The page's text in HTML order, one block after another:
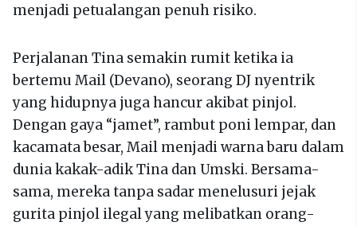
menjadi petualangan penuh risiko.
Perjalanan Tina semakin rumit ketika ia
bertemu Mail (Devano), seorang DJ nyentrik
yang hidupnya juga hancur akibat pinjol.
Dengan gaya “jamet”, rambut poni lempar, dan
kacamata besar, Mail menjadi warna baru dalam
dunia kakak-adik Tina dan Umski. Bersama-
sama, mereka tanpa sadar menelusuri jejak
gurita pinjol ilegal yang melibatkan orang-